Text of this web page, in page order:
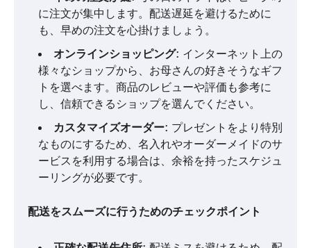
に注文が集中します。配送遅延を避けるために
も、早めの注文を心掛けましょう。
オンラインショッピング: インターネット上の
様々なショップから、お母さんの好きそうなギフ
トを選べます。商品のレビューや評価も参考に
し、信頼できるショップを選んでください。
カスタマイズオーダー: プレゼントをより特別
なものにするため、名入れやオーダーメイドのサ
ービスを利用する場合は、余裕を持ったスケジュ
ーリングが必要です。
配送をスムーズに行うためのチェックポイント